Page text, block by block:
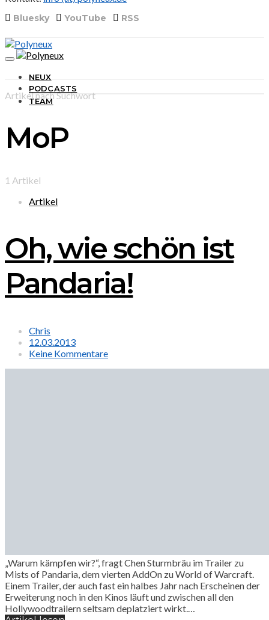
Bluesky YouTube RSS
NEUX
PODCASTS
TEAM
Artikel nach Suchwort
MoP
1 Artikel
Artikel
Oh, wie schön ist
Pandaria!
Chris
12.03.2013
Keine Kommentare
„Warum kämpfen wir?“, fragt Chen Sturmbräu im Trailer zu
Mists of Pandaria, dem vierten AddOn zu World of Warcraft.
Einem Trailer, der auch fast ein halbes Jahr nach Erscheinen der
Erweiterung noch in den Kinos läuft und zwischen all den
Hollywoodtrailern seltsam deplatziert wirkt.…